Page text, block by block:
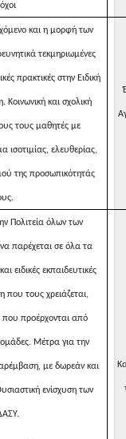
και η μορφή των
τεκμηριωμένες
πρακτικές στην Ειδική
Κοινωνική και σχολική
τους μαθητές με
ισοτιμίας, ελευθερίας,
της προσωπικότητάς
Πολιτεία όλων των
παρέχεται σε όλα τα
ειδικές εκπαιδευτικές
που τους χρειάζεται,
που προέρχονται από
Μέτρα για την
με δωρεάν και
ενίσχυση των